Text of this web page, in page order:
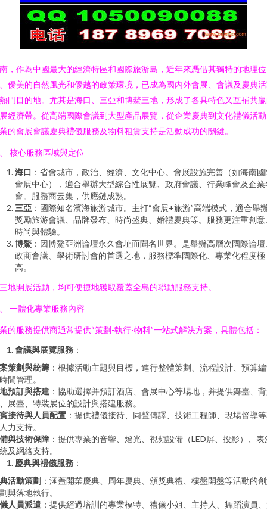
，作為中國最大的經濟特區和國際旅游島，近年來憑借其獨特的地理位
優美的自然風光和優越的政策環境，已成為國內外會展、會議及慶典
門目的地。尤其是海口、三亞和博鰲三地，形成了各具特色又互補共
經濟帶。從高端國際會議到大型產品展覽，從企業慶典到文化禮儀活
的會展會議慶典禮儀服務及物料租賃支持是活動成功的關鍵。
核心服務區域與定位
海口 ：省會城市，政治、經濟、文化中心。會展設施完善（如海南國
會展中心），適合舉辦大型綜合性展覽、政府會議、行業峰會及企業
會。服務商云集，供應鏈成熟。
三亞 ：國際知名濱海旅游城市。主打“會展+旅游”高端模式，適合舉
獎勵旅游會議、品牌發布、時尚盛典、婚禮慶典等。服務更注重創意
時尚與體驗。
博鰲 ：因博鰲亞洲論壇永久會址而聞名世界。是舉辦高層次國際論壇
政商會議、學術研討會的首選之地，服務標準國際化、專業化程度極
高。
地開展活動，均可便捷地獲取覆蓋全島的聯動服務支持。
一體化專業服務內容
的服務提供商通常提供“策劃-執行-物料”一站式解決方案，具體包括：
會議與展覽服務 ：
策劃與統籌 ：根據活動主題與目標，進行整體策劃、流程設計、預算
間管理。
預訂與搭建 ：協助選擇并預訂酒店、會展中心等場地，并提供舞臺、
展臺、特裝展位的設計與搭建服務。
接待與人員配置 ：提供禮儀接待、同聲傳譯、技術工程師、現場督導
力支持。
與技術保障 ：提供專業的音響、燈光、視頻設備（LED屏、投影）、表
及網絡支持。
慶典與禮儀服務 ：
活動策劃 ：涵蓋開業慶典、周年慶典、頒獎典禮、樓盤開盤等活動的
與落地執行。
人員派遣 ：提供經過培訓的專業模特、禮儀小姐、主持人、舞蹈演員